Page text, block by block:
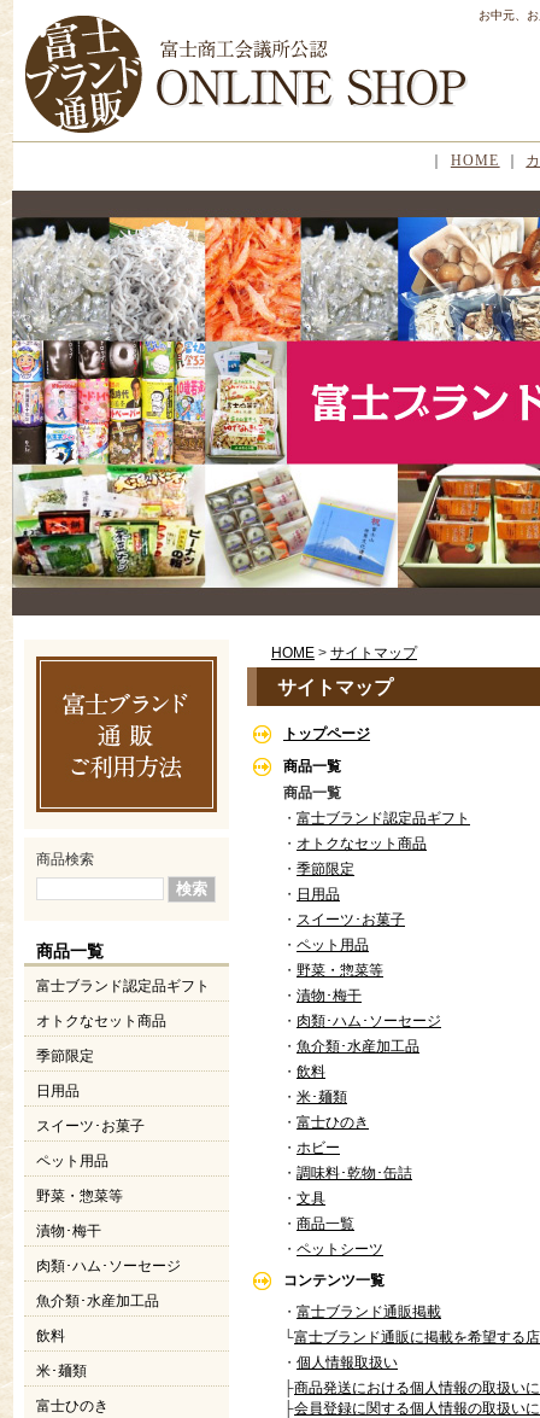
お中元、
HOME
商品検索
商品一覧
富士ブランド認定品ギフト
オトクなセット商品
季節限定
日用品
スイーツ･お菓子
ペット用品
野菜・惣菜等
漬物･梅干
肉類･ハム･ソーセージ
魚介類･水産加工品
飲料
米･麺類
富士ひのき
HOME > サイトマップ
サイトマップ
トップページ
商品一覧
商品一覧
・ 富士ブランド認定品ギフト
・ オトクなセット商品
・ 季節限定
・ 日用品
・ スイーツ･お菓子
・ ペット用品
・ 野菜・惣菜等
・ 漬物･梅干
・ 肉類･ハム･ソーセージ
・ 魚介類･水産加工品
・ 飲料
・ 米･麺類
・ 富士ひのき
・ ホビー
・ 調味料･乾物･缶詰
・ 文具
・ 商品一覧
・ ペットシーツ
コンテンツ一覧
・ 富士ブランド通販掲載
└富士ブランド通販に掲載を希望する
・ 個人情報取扱い
├商品発送における個人情報の取扱い
├会員登録に関する個人情報の取扱い